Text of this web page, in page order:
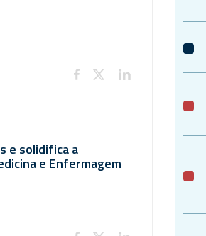
e solidifica a
e Enfermagem